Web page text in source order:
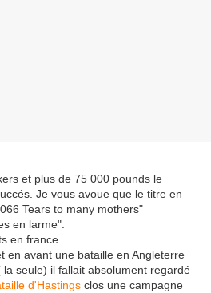
et plus de 75 000 pounds le
Je vous avoue que le titre en
Tears to many mothers"
en larme".
en france .
en avant une bataille en Angleterre
seule) il fallait absolument regardé
d'Hastings clos une campagne